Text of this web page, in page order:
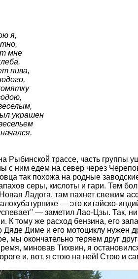
я,
мне
пива,
украшен
Рыбинской трассе, часть группы
с ним едем на север через
так похожа на родные
серы, кислоты и гари. Тем
Ладога, там пахнет свежим
— это китайско-
— заметил Лао-Цзы. Так,
К тому же расход бензина, его
Дяде Диме и его мотоциклу нужен
мы окончательно теряем друг
миновав Тихвин, я
и, вот, я стою на ней! Стою и